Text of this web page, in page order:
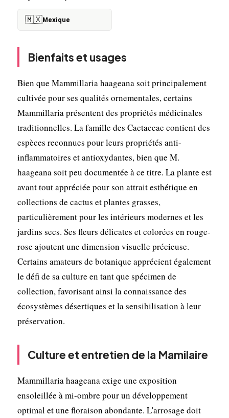
🇲🇽Mexique
Bienfaits et usages
Bien que Mammillaria haageana soit principalement
cultivée pour ses qualités ornementales, certains
Mammillaria présentent des propriétés médicinales
traditionnelles. La famille des Cactaceae contient des
espèces reconnues pour leurs propriétés anti-
inflammatoires et antioxydantes, bien que M.
haageana soit peu documentée à ce titre. La plante est
avant tout appréciée pour son attrait esthétique en
collections de cactus et plantes grasses,
particulièrement pour les intérieurs modernes et les
jardins secs. Ses fleurs délicates et colorées en rouge-
rose ajoutent une dimension visuelle précieuse.
Certains amateurs de botanique apprécient également
le défi de sa culture en tant que spécimen de
collection, favorisant ainsi la connaissance des
écosystèmes désertiques et la sensibilisation à leur
préservation.
Culture et entretien de la Mamilaire
Mammillaria haageana exige une exposition
ensoleillée à mi-ombre pour un développement
optimal et une floraison abondante. L'arrosage doit